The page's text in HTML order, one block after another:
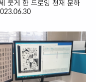
웃게 한 드로잉 천재 문하